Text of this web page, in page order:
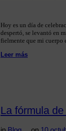
Hoy es un día de
despertó, se levantó en
fielmente que mi cuerpo
Leer más
La fórmula